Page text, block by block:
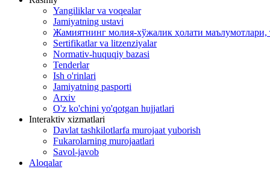
Yangiliklar va voqealar
Jamiyatning ustavi
Жамиятнинг молия-хўжалик ҳолати маълумотлари,
Sertifikatlar va litzenziyalar
Normativ-huquqiy bazasi
Tenderlar
Ish o'rinlari
Jamiyatning pasporti
Arxiv
O'z ko'chini yo'qotgan hujjatlari
Interaktiv xizmatlari
Davlat tashkilotlarfa murojaat yuborish
Fukarolarning murojaatlari
Savol-javob
Aloqalar